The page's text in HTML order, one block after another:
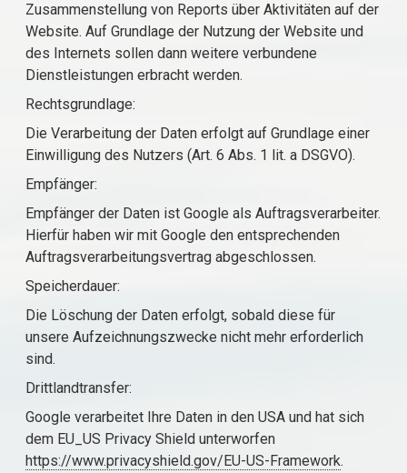
Zusammenstellung von Reports über Aktivitäten auf der
Website. Auf Grundlage der Nutzung der Website und
des Internets sollen dann weitere verbundene
Dienstleistungen erbracht werden.
Rechtsgrundlage:
Die Verarbeitung der Daten erfolgt auf Grundlage einer
Einwilligung des Nutzers (Art. 6 Abs. 1 lit. a DSGVO).
Empfänger:
Empfänger der Daten ist Google als Auftragsverarbeiter.
Hierfür haben wir mit Google den entsprechenden
Auftragsverarbeitungsvertrag abgeschlossen.
Speicherdauer:
Die Löschung der Daten erfolgt, sobald diese für
unsere Aufzeichnungszwecke nicht mehr erforderlich
sind.
Drittlandtransfer:
Google verarbeitet Ihre Daten in den USA und hat sich
dem EU_US Privacy Shield unterworfen
https://www.privacyshield.gov/EU-US-Framework.